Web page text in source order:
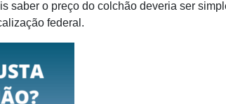
saber o preço do colchão deveria ser
federal.